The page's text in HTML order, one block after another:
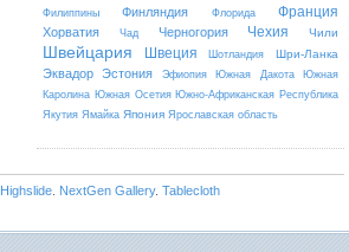
Филиппины
Финляндия Флорида Франция
Хорватия Чад Черногория Чехия Чили
Швейцария Швеция Шотландия Шри-Ланка
Эквадор Эстония Эфиопия Южная Дакота
Южная
Каролина Южная Осетия Южно-Африканская Республика
Якутия Ямайка Япония Ярославская область
Highslide NextGen Gallery. Tablecloth